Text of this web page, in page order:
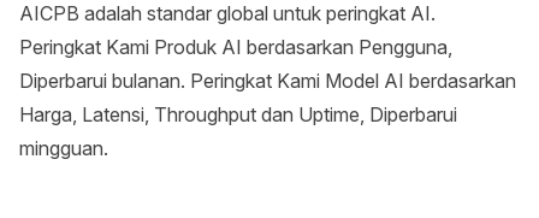
AICPB adalah standar global untuk peringkat AI.
Peringkat Kami Produk AI berdasarkan Pengguna,
Diperbarui bulanan. Peringkat Kami Model AI berdasarkan
Harga, Latensi, Throughput dan Uptime, Diperbarui
mingguan.